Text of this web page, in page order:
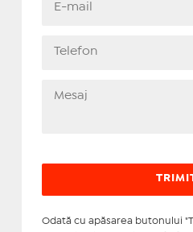
Odată cu apăsarea butonului